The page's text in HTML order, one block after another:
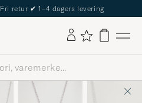
Fri retur ✔ 1–4 dagers levering